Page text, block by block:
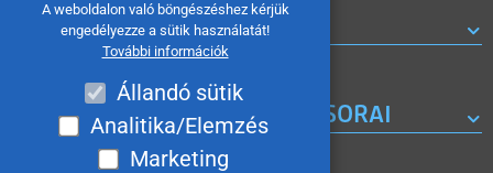
A weboldalon való böngészéshez kérjük
engedélyezze a sütik használatát!
További információk
Állandó sütik
Analitika/Elemzés
Marketing
ROVATOK
A MISKOLC TV KORÁBBI MŰSORAI